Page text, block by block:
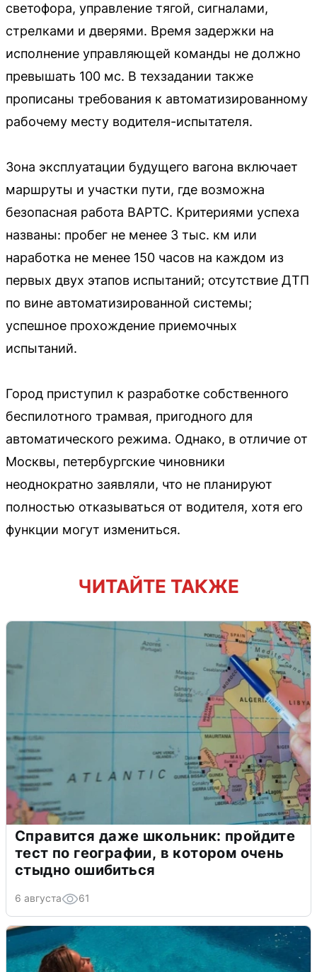
светофора, управление тягой, сигналами,
стрелками и дверями. Время задержки на
исполнение управляющей команды не должно
превышать 100 мс. В техзадании также
прописаны требования к автоматизированному
рабочему месту водителя-испытателя.
Зона эксплуатации будущего вагона включает
маршруты и участки пути, где возможна
безопасная работа ВАРТС. Критериями успеха
названы: пробег не менее 3 тыс. км или
наработка не менее 150 часов на каждом из
первых двух этапов испытаний; отсутствие ДТП
по вине автоматизированной системы;
успешное прохождение приемочных
испытаний.
Город приступил к разработке собственного
беспилотного трамвая, пригодного для
автоматического режима. Однако, в отличие от
Москвы, петербургские чиновники
неоднократно заявляли, что не планируют
полностью отказываться от водителя, хотя его
функции могут измениться.
ЧИТАЙТЕ ТАКЖЕ
Справится даже школьник: пройдите
тест по географии, в котором очень
стыдно ошибиться
6 августа 61